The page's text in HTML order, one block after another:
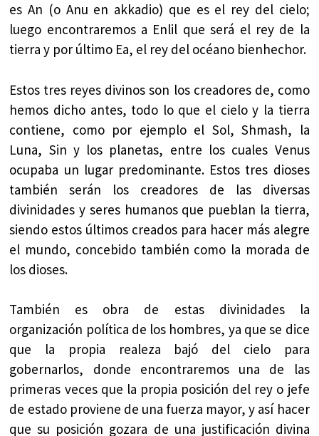
es An (o Anu en akkadio) que es el rey del cielo;
luego encontraremos a Enlil que será el rey de la
tierra y por último Ea, el rey del océano bienhechor.
Estos tres reyes divinos son los creadores de, como
hemos dicho antes, todo lo que el cielo y la tierra
contiene, como por ejemplo el Sol, Shmash, la
Luna, Sin y los planetas, entre los cuales Venus
ocupaba un lugar predominante. Estos tres dioses
también serán los creadores de las diversas
divinidades y seres humanos que pueblan la tierra,
siendo estos últimos creados para hacer más alegre
el mundo, concebido también como la morada de
los dioses.
También es obra de estas divinidades la
organización política de los hombres, ya que se dice
que la propia realeza bajó del cielo para
gobernarlos, donde encontraremos una de las
primeras veces que la propia posición del rey o jefe
de estado proviene de una fuerza mayor, y así hacer
que su posición gozara de una justificación divina